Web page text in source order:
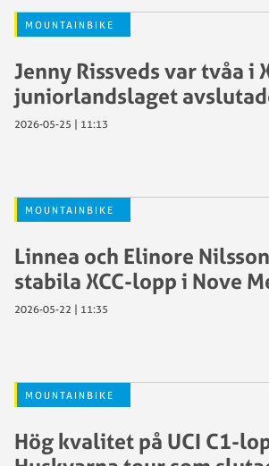
MOUNTAINBIKE
Jenny Rissveds var tvåa i
juniorlandslaget
2026-05-25 | 11:13
MOUNTAINBIKE
Linnea och Elinore
stabila XCC-lopp i Nove
2026-05-22 | 11:35
MOUNTAINBIKE
Hög kvalitet på UCI C1-